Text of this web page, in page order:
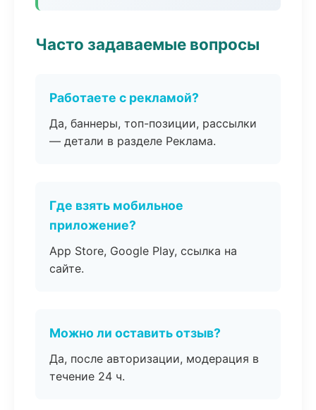
Часто задаваемые вопросы
Работаете с рекламой?
Да, баннеры, топ-позиции, рассылки
— детали в разделе Реклама.
Где взять мобильное
приложение?
App Store, Google Play, ссылка на
сайте.
Можно ли оставить отзыв?
Да, после авторизации, модерация в
течение 24 ч.